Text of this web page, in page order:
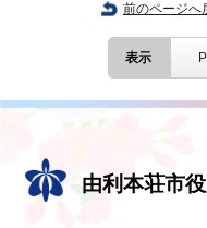
前のページへ
表示
由利本荘市